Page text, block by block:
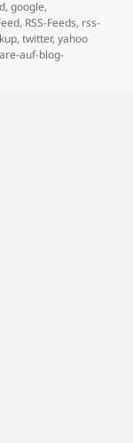
,google,
, RSS-Feeds, rss-
,twitter,yahoo
auf-blog-